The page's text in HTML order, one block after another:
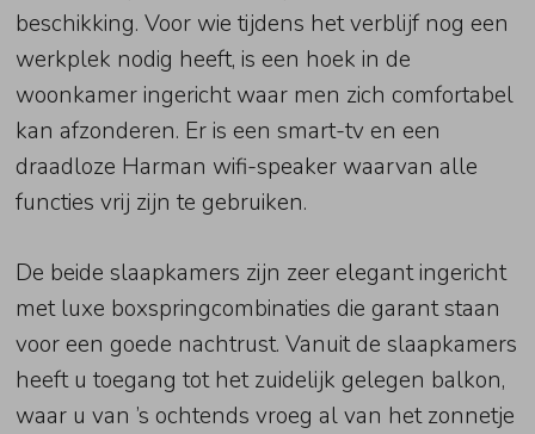
beschikking. Voor wie tijdens het verblijf nog een
werkplek nodig heeft, is een hoek in de
woonkamer ingericht waar men zich comfortabel
kan afzonderen. Er is een smart-tv en een
draadloze Harman wifi-speaker waarvan alle
functies vrij zijn te gebruiken.
De beide slaapkamers zijn zeer elegant ingericht
met luxe boxspringcombinaties die garant staan
voor een goede nachtrust. Vanuit de slaapkamers
heeft u toegang tot het zuidelijk gelegen balkon,
waar u van ’s ochtends vroeg al van het zonnetje